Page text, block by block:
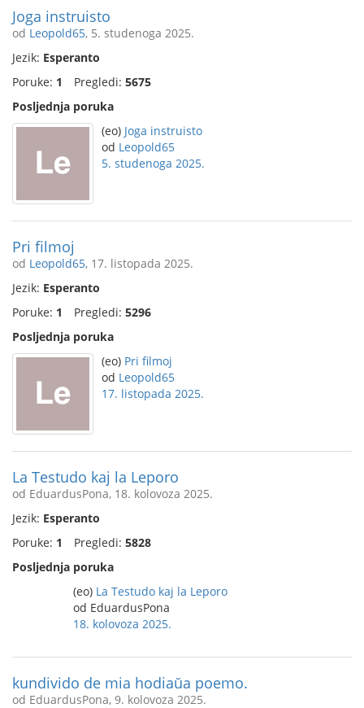
Joga instruisto
od Leopold65, 5. studenoga 2025.
Jezik: Esperanto
Poruke: 1 Pregledi: 5675
Posljednja poruka
(eo) Joga instruisto
od Leopold65
5. studenoga 2025.
Pri filmoj
od Leopold65, 17. listopada 2025.
Jezik: Esperanto
Poruke: 1 Pregledi: 5296
Posljednja poruka
(eo) Pri filmoj
od Leopold65
17. listopada 2025.
La Testudo kaj la Leporo
od EduardusPona, 18. kolovoza 2025.
Jezik: Esperanto
Poruke: 1 Pregledi: 5828
Posljednja poruka
(eo) La Testudo kaj la Leporo
od EduardusPona
18. kolovoza 2025.
kundivido de mia hodiaŭa poemo.
od EduardusPona, 9. kolovoza 2025.